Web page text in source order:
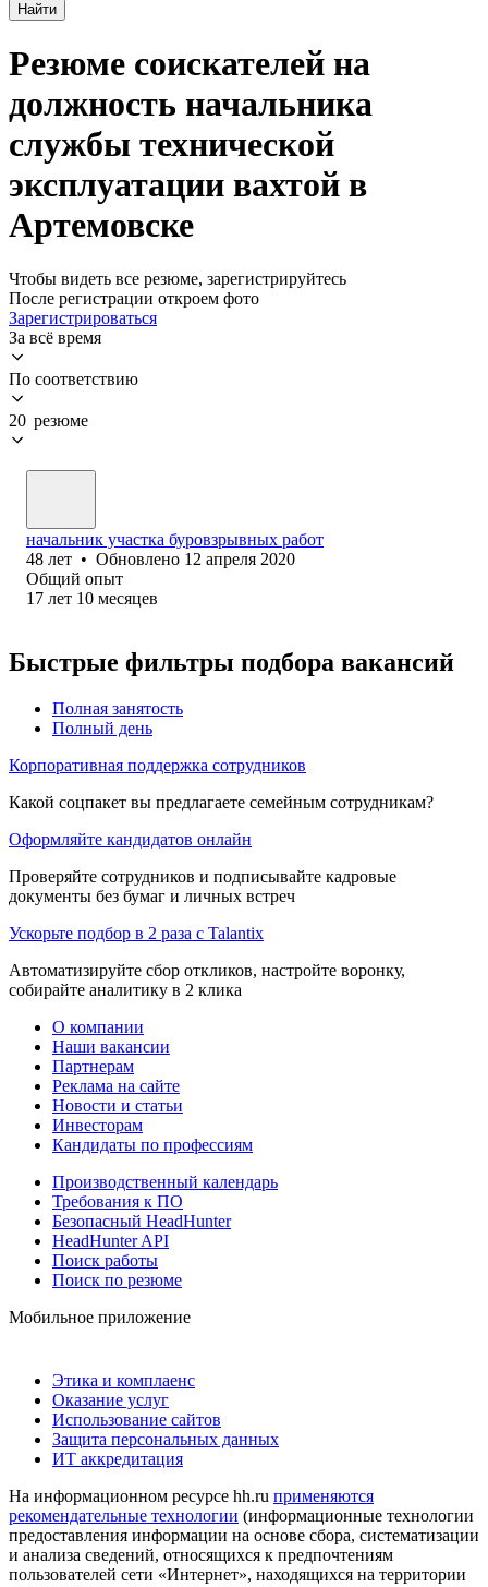
Найти
Резюме соискателей на
должность начальника
службы технической
эксплуатации вахтой в
Артемовске
Чтобы видеть все резюме, зарегистрируйтесь
После регистрации откроем фото
Зарегистрироваться
За всё время
По соответствию
20 резюме
начальник участка буровзрывных работ
48 лет • Обновлено 12 апреля 2020
Общий опыт
17 лет 10 месяцев
Быстрые фильтры подбора вакансий
Полная занятость
Полный день
Корпоративная поддержка сотрудников
Какой соцпакет вы предлагаете семейным сотрудникам?
Оформляйте кандидатов онлайн
Проверяйте сотрудников и подписывайте кадровые
документы без бумаг и личных встреч
Ускорьте подбор в 2 раза с Talantix
Автоматизируйте сбор откликов, настройте воронку,
собирайте аналитику в 2 клика
О компании
Наши вакансии
Партнерам
Реклама на сайте
Новости и статьи
Инвесторам
Кандидаты по профессиям
Производственный календарь
Требования к ПО
Безопасный HeadHunter
HeadHunter API
Поиск работы
Поиск по резюме
Мобильное приложение
Этика и комплаенс
Оказание услуг
Использование сайтов
Защита персональных данных
ИТ аккредитация
На информационном ресурсе hh.ru применяются
рекомендательные технологии (информационные технологии
предоставления информации на основе сбора, систематизации
и анализа сведений, относящихся к предпочтениям
пользователей сети «Интернет», находящихся на территории